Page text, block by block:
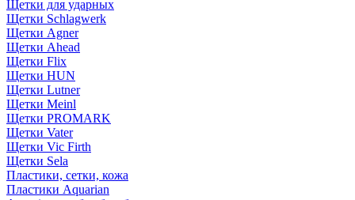
Щетки для ударных
Щетки Schlagwerk
Щетки Agner
Щетки Ahead
Щетки Flix
Щетки HUN
Щетки Lutner
Щетки Meinl
Щетки PROMARK
Щетки Vater
Щетки Vic Firth
Щетки Sela
Пластики, сетки, кожа
Пластики Aquarian